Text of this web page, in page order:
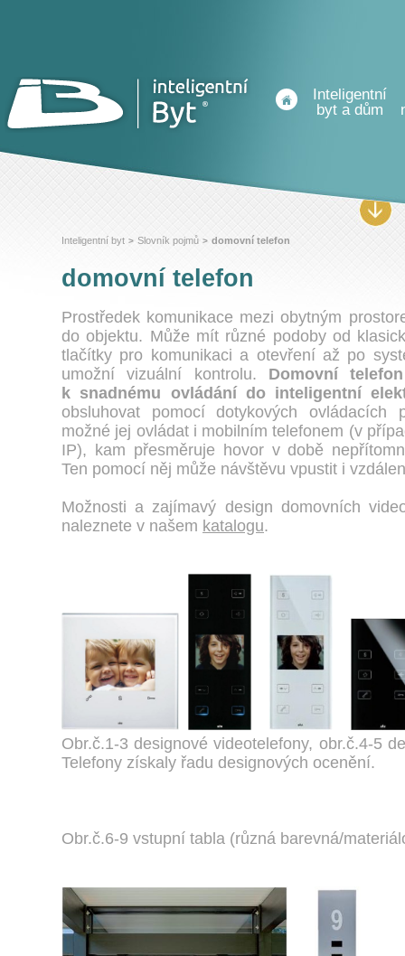
Inteligentní
byt a dům
Inteligentní byt > Slovník pojmů > domovní telefon
domovní telefon
Prostředek komunikace mezi obytným
do objektu. Může mít různé podoby od
tlačítky pro komunikaci a otevření až po
umožní vizuální kontrolu. Domovní
k snadnému ovládání do inteligentní
obsluhovat pomocí dotykových ovládacích
možné jej ovládat i mobilním telefonem (v
IP), kam přesměruje hovor v době
Ten pomocí něj může návštěvu vpustit i
Možnosti a zajímavý design domovních
naleznete v našem katalogu.
Obr.č.1-3 designové videotelefony, obr.č.4-5
Telefony získaly řadu designových ocenění.
Obr.č.6-9 vstupní tabla (různá barevná/